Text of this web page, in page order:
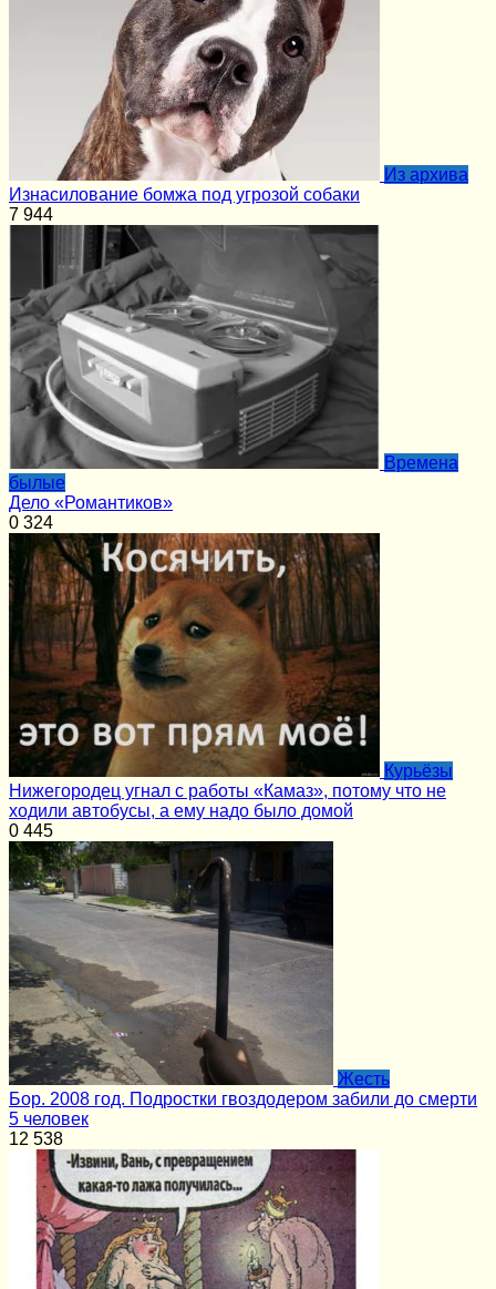
Из архива
Изнасилование бомжа под угрозой собаки
7 944
Времена
былые
Дело «Романтиков»
0 324
Курьёзы
Нижегородец угнал с работы «Камаз», потому что не
ходили автобусы, а ему надо было домой
0 445
Жесть
Бор. 2008 год. Подростки гвоздодером забили до смерти
5 человек
12 538